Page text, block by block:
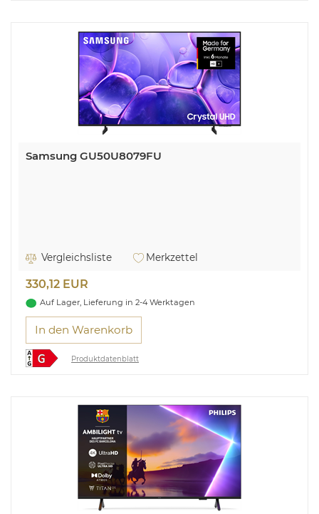
Samsung GU50U8079FU
Vergleichsliste Merkzettel
330,12 EUR
Auf Lager, Lieferung in 2-4 Werktagen
In den Warenkorb
Produktdatenblatt